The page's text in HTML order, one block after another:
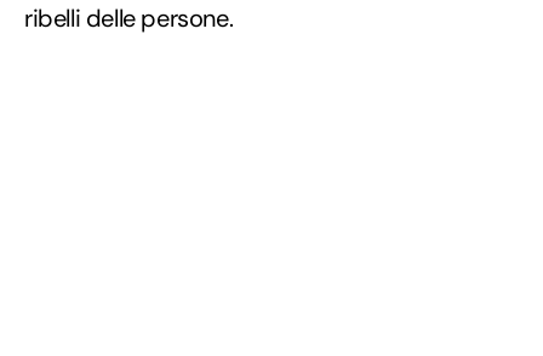
ribelli delle persone.